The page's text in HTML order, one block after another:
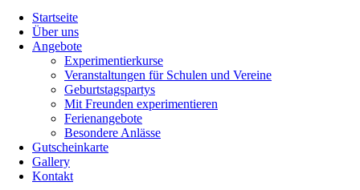
Startseite
Über uns
Angebote
Experimentierkurse
Veranstaltungen für Schulen und Vereine
Geburtstagspartys
Mit Freunden experimentieren
Ferienangebote
Besondere Anlässe
Gutscheinkarte
Gallery
Kontakt